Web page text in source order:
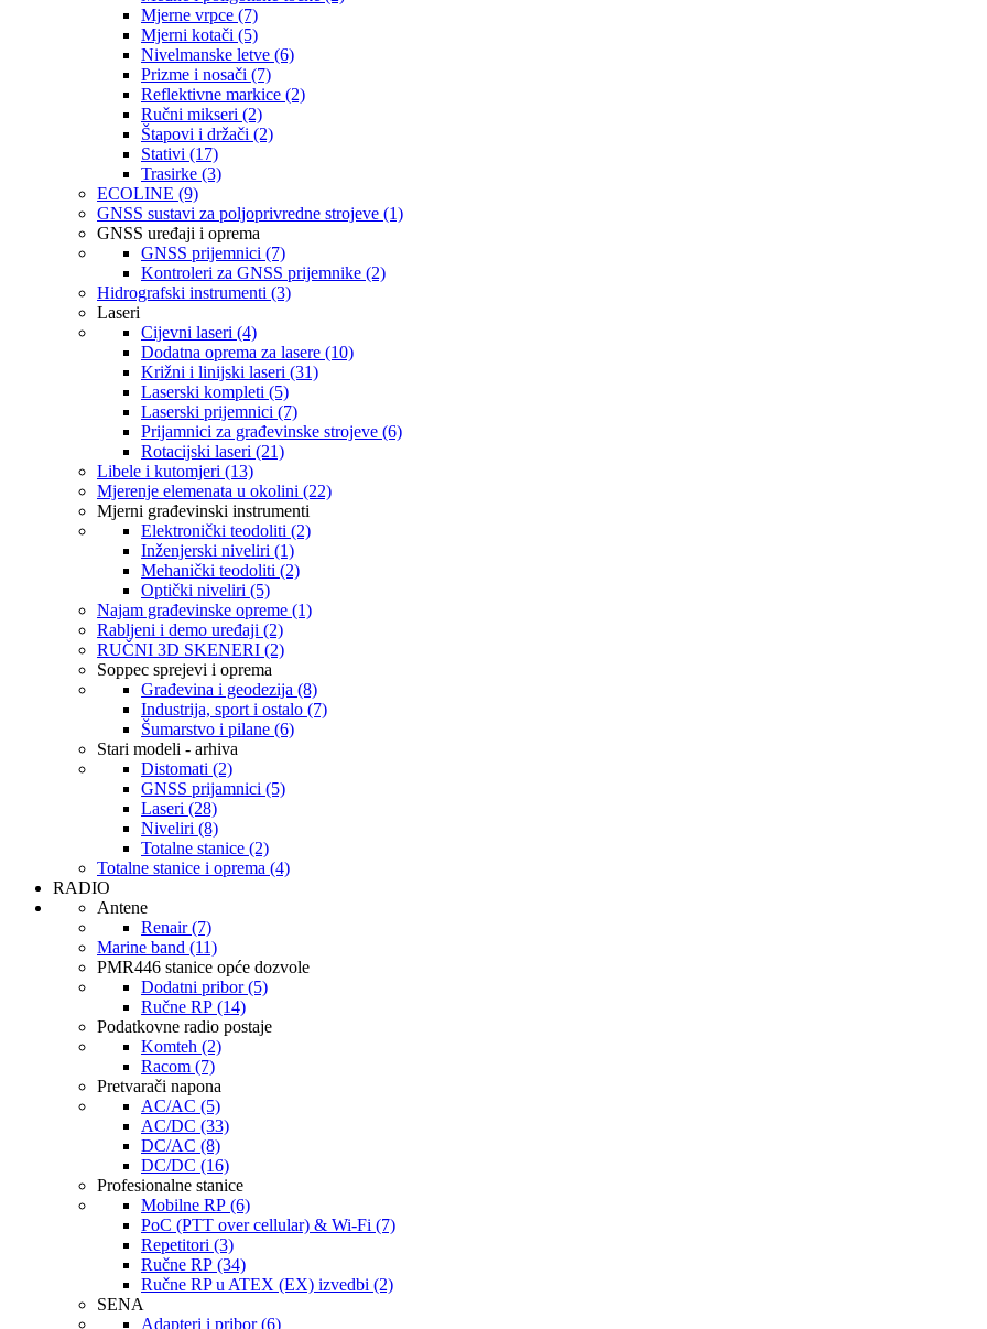
Mjerne vrpce (7)
Mjerni kotači (5)
Nivelmanske letve (6)
Prizme i nosači (7)
Reflektivne markice (2)
Ručni mikseri (2)
Štapovi i držači (2)
Stativi (17)
Trasirke (3)
ECOLINE (9)
GNSS sustavi za poljoprivredne strojeve (1)
GNSS uređaji i oprema
GNSS prijemnici (7)
Kontroleri za GNSS prijemnike (2)
Hidrografski instrumenti (3)
Laseri
Cijevni laseri (4)
Dodatna oprema za lasere (10)
Križni i linijski laseri (31)
Laserski kompleti (5)
Laserski prijemnici (7)
Prijamnici za građevinske strojeve (6)
Rotacijski laseri (21)
Libele i kutomjeri (13)
Mjerenje elemenata u okolini (22)
Mjerni građevinski instrumenti
Elektronički teodoliti (2)
Inženjerski niveliri (1)
Mehanički teodoliti (2)
Optički niveliri (5)
Najam građevinske opreme (1)
Rabljeni i demo uređaji (2)
RUČNI 3D SKENERI (2)
Soppec sprejevi i oprema
Građevina i geodezija (8)
Industrija, sport i ostalo (7)
Šumarstvo i pilane (6)
Stari modeli - arhiva
Distomati (2)
GNSS prijamnici (5)
Laseri (28)
Niveliri (8)
Totalne stanice (2)
Totalne stanice i oprema (4)
RADIO
Antene
Renair (7)
Marine band (11)
PMR446 stanice opće dozvole
Dodatni pribor (5)
Ručne RP (14)
Podatkovne radio postaje
Komteh (2)
Racom (7)
Pretvarači napona
AC/AC (5)
AC/DC (33)
DC/AC (8)
DC/DC (16)
Profesionalne stanice
Mobilne RP (6)
PoC (PTT over cellular) & Wi-Fi (7)
Repetitori (3)
Ručne RP (34)
Ručne RP u ATEX (EX) izvedbi (2)
SENA
Adapteri i pribor (6)